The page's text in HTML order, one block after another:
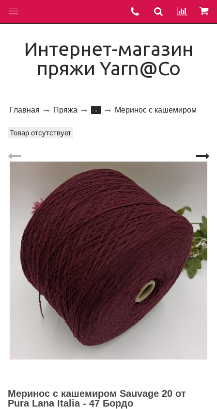
Интернет-магазин
пряжи Yarn@Co
Главная Пряжа - Меринос с кашемиром
Товар отсутствует
Меринос с кашемиром Sauvage 20 от
Pura Lana Italia - 47 Бордо